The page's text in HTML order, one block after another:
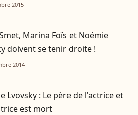
2015
Marina Foïs et Noémie
doivent se tenir droite !
2014
Lvovsky : Le père de l'actrice et
est mort